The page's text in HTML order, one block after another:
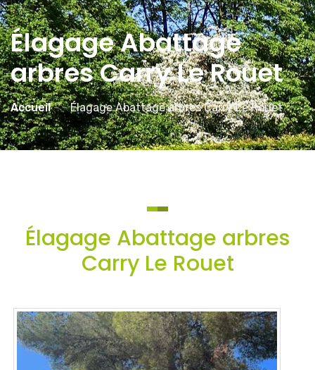
Élagage Abattage
arbres Carry Le Rouet
Accueil --Élagage Abattage arbres Carry Le Rouet
Élagage Abattage arbres
Carry Le Rouet